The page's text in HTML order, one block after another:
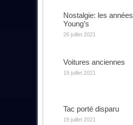
Nostalgie: les années
Young’s
26 juillet 2021
Voitures anciennes
19 juillet 2021
Tac porté disparu
19 juillet 2021